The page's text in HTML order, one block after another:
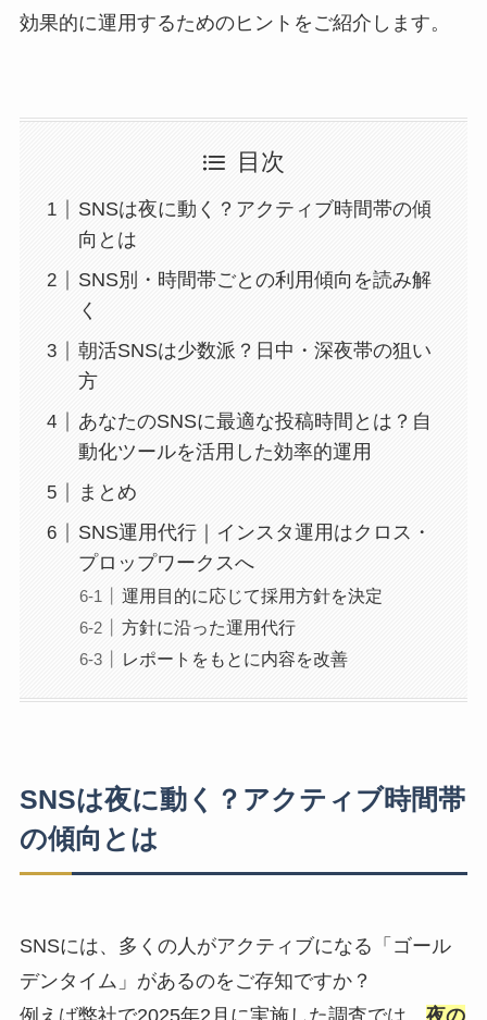
効果的に運用するためのヒントをご紹介します。
目次
SNSは夜に動く？アクティブ時間帯の傾
向とは
SNS別・時間帯ごとの利用傾向を読み解
く
朝活SNSは少数派？日中・深夜帯の狙い
方
あなたのSNSに最適な投稿時間とは？自
動化ツールを活用した効率的運用
まとめ
SNS運用代行｜インスタ運用はクロス・
プロップワークスへ
運用目的に応じて採用方針を決定
方針に沿った運用代行
レポートをもとに内容を改善
SNSは夜に動く？アクティブ時間帯
の傾向とは
SNSには、多くの人がアクティブになる「ゴール
デンタイム」があるのをご存知ですか？
例えば弊社で2025年2月に実施した調査では、 夜の